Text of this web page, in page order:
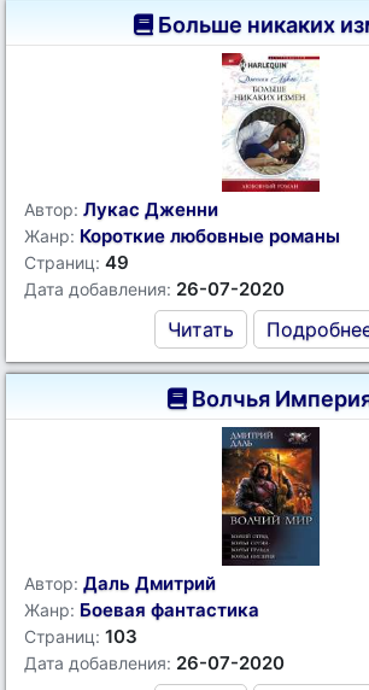
Больше никаких
Автор: Лукас Дженни
Жанр: Короткие любовные романы
Страниц: 49
Дата добавления: 26-07-2020
Читать
Волчья
Автор: Даль Дмитрий
Жанр: Боевая фантастика
Страниц: 103
Дата добавления: 26-07-2020